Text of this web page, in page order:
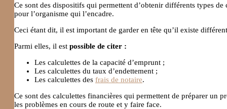
Ce sont des dispositifs qui permettent d’obtenir différents types
pour l’organisme qui l’encadre.
Ceci étant dit, il est important de garder en tête qu’il existe
Parmi elles, il est possible de citer :
Les calculettes de la capacité d’emprunt ;
Les calculettes du taux d’endettement ;
Les calculettes des frais de notaire.
Ce sont des calculettes financières qui permettent de préparer un
les problèmes en cours de route et y faire face.